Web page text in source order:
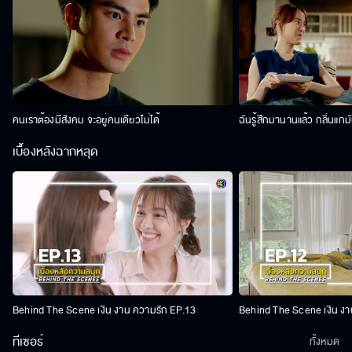
คนเราต้องมีสังคม จะอยู่คนเดียวไม่ได้ ฉันรู้สึกมานานแล้ว กลิ่นแก
เบื้องหลังฉากหลุด
Behind The Scene เงิน งาน ความรัก EP.13 Behind The Scene เงิน ง
ทีเซอร์ ทั้งหมด